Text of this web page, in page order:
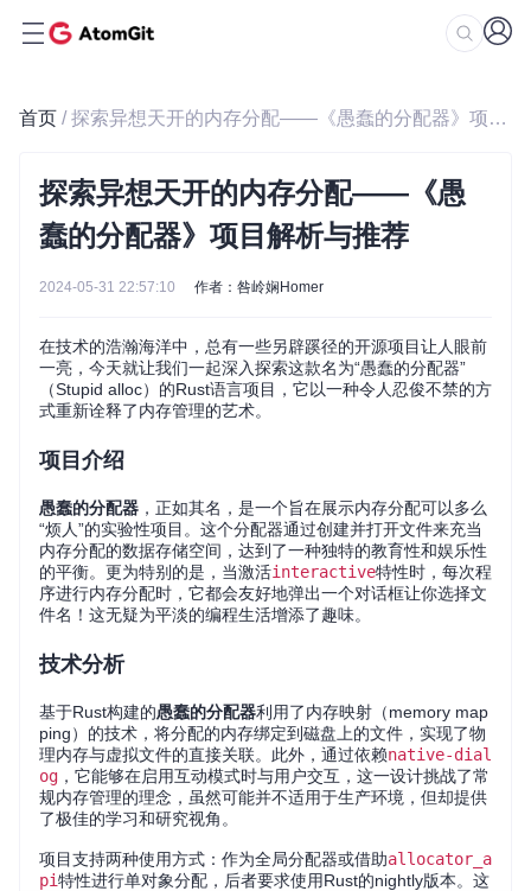
首页 / 探索异想天开的内存分配——《愚蠢的分配器》项目解析与推荐
探索异想天开的内存分配——《愚
蠢的分配器》项目解析与推荐
2024-05-31 22:57:10 作者：咎岭娴Homer
在技术的浩瀚海洋中，总有一些另辟蹊径的开源项目让人眼前
一亮，今天就让我们一起深入探索这款名为“愚蠢的分配器”
（Stupid alloc）的Rust语言项目，它以一种令人忍俊不禁的方
式重新诠释了内存管理的艺术。
项目介绍
愚蠢的分配器 ，正如其名，是一个旨在展示内存分配可以多么
“烦人”的实验性项目。这个分配器通过创建并打开文件来充当
内存分配的数据存储空间，达到了一种独特的教育性和娱乐性
的平衡。更为特别的是，当激活interactive特性时，每次程
序进行内存分配时，它都会友好地弹出一个对话框让你选择文
件名！这无疑为平淡的编程生活增添了趣味。
技术分析
基于Rust构建的愚蠢的分配器利用了内存映射（memory map
ping）的技术，将分配的内存绑定到磁盘上的文件，实现了物
理内存与虚拟文件的直接关联。此外，通过依赖native-dial
og ，它能够在启用互动模式时与用户交互，这一设计挑战了常
规内存管理的理念，虽然可能并不适用于生产环境，但却提供
了极佳的学习和研究视角。
项目支持两种使用方式：作为全局分配器或借助allocator_a
pi特性进行单对象分配，后者要求使用Rust的nightly版本。这